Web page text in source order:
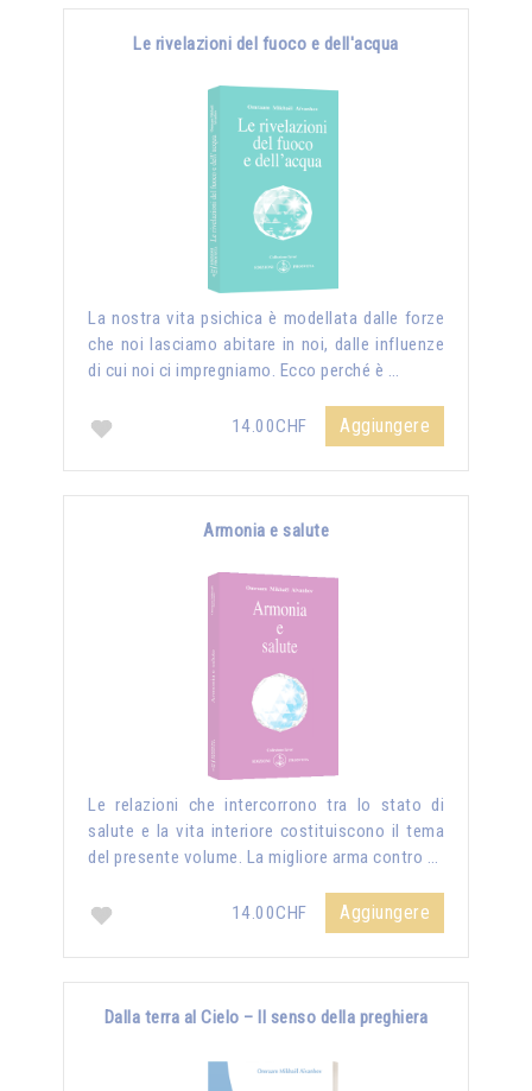
Le rivelazioni del fuoco e dell'acqua
La nostra vita psichica è modellata dalle forze
che noi lasciamo abitare in noi, dalle influenze
di cui noi ci impregniamo. Ecco perché è …
14.00CHF Aggiungere
Armonia e salute
Le relazioni che intercorrono tra lo stato di
salute e la vita interiore costituiscono il tema
del presente volume. La migliore arma contro …
14.00CHF Aggiungere
Dalla terra al Cielo – Il senso della preghiera